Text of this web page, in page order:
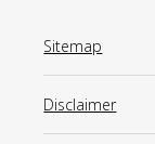
Sitemap
Disclaimer